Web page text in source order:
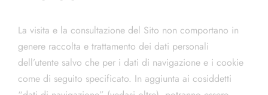
La visita e la consultazione del Sito non comportano in
genere raccolta e trattamento dei dati personali
dell’utente salvo che per i dati di navigazione e i cookie
come di seguito specificato. In aggiunta ai cosiddetti